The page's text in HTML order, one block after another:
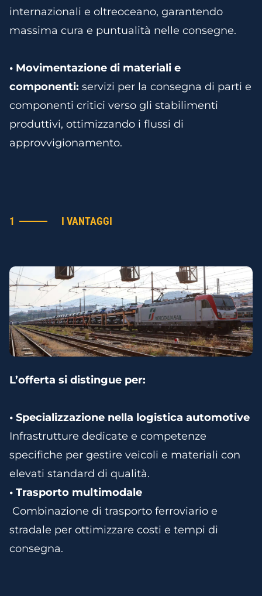
internazionali e oltreoceano, garantendo
massima cura e puntualità nelle consegne.
• Movimentazione di materiali e
componenti: servizi per la consegna di parti e
componenti critici verso gli stabilimenti
produttivi, ottimizzando i flussi di
approvvigionamento.
1 I VANTAGGI
L’offerta si distingue per:
• Specializzazione nella logistica automotive
Infrastrutture dedicate e competenze
specifiche per gestire veicoli e materiali con
elevati standard di qualità.
• Trasporto multimodale
Combinazione di trasporto ferroviario e
stradale per ottimizzare costi e tempi di
consegna.